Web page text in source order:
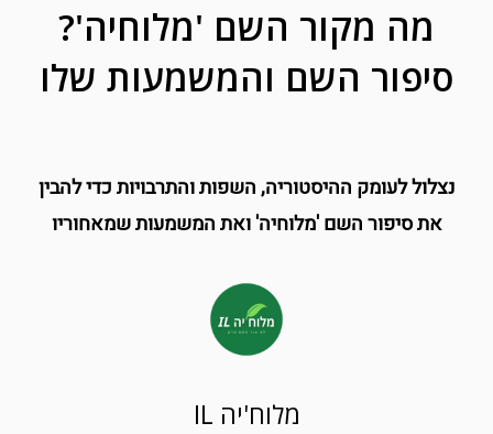
מה מקור השם 'מלוחיה'?
סיפור השם והמשמעות שלו
נצלול לעומק ההיסטוריה, השפות והתרבויות כדי להבין
את סיפור השם 'מלוחיה' ואת המשמעות שמאחוריו
מלוח'יה IL